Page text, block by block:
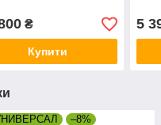
300 м)
₴
Купити
5
–8%